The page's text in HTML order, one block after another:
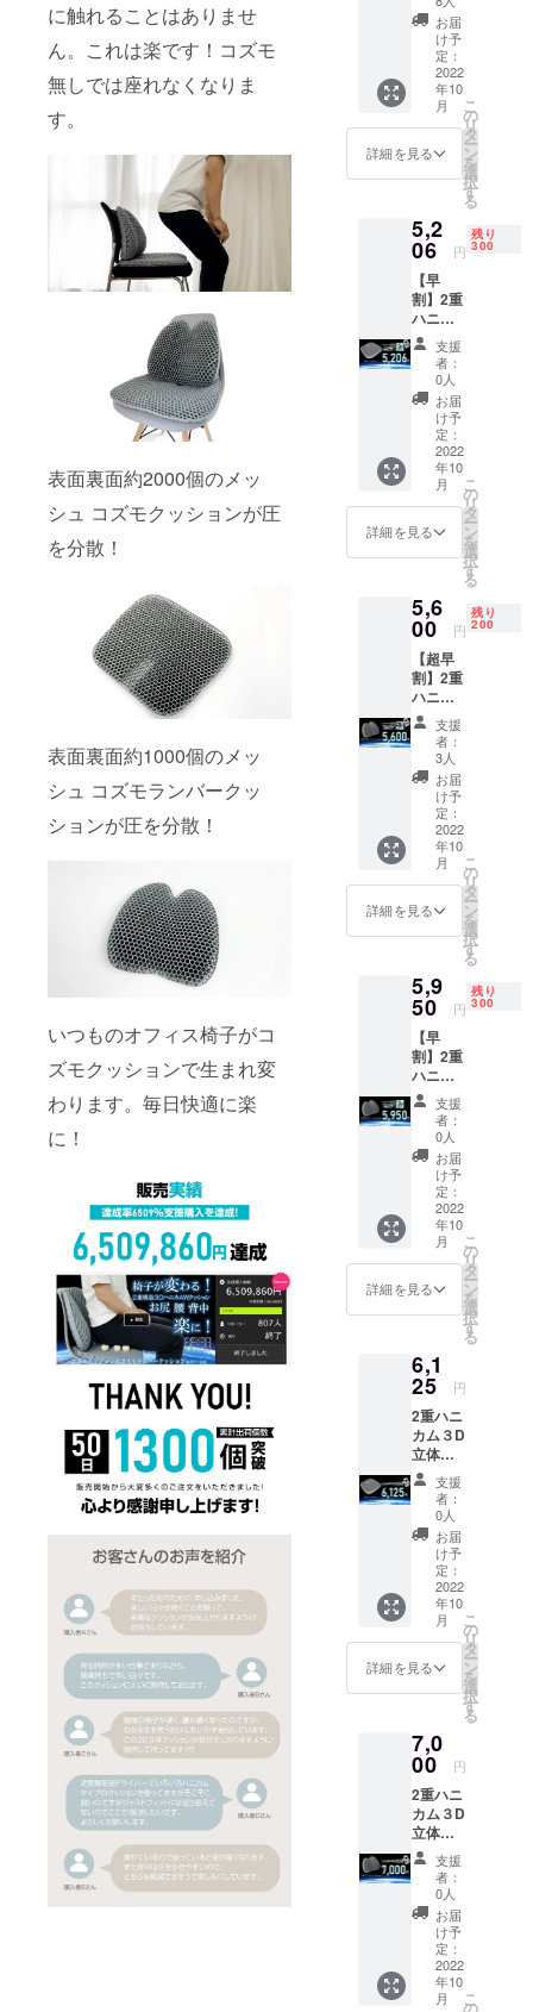
に触れることはありませ
ん。これは楽です！コズモ
無しでは座れなくなりま
す。
表面裏面約2000個のメッ
シュ コズモクッションが圧
を分散！
表面裏面約1000個のメッ
シュ コズモランバークッ
ションが圧を分散！
いつものオフィス椅子がコ
ズモクッションで生まれ変
わります。毎日快適に楽
に！
クッ
ション
ｘ１個
20％OF
F 完成
したコ
ズモ
クッ
ション
（接触
地カ
バー１
枚付
き）ｘ
１個
【CAM
PFIRE
価格
￥6125
の
20％OF
F￥122
5お得】
【税込
み/送料
込み】
※皆様の
効率が
向上し
た場
合、正
規販売
価格が
販売予
定価格
より下
がる可
能性も
ござい
ます。
※デザイ
ン・仕
様は変
更にな
す。ご
了承く
ださ
い。 ※
ご注文
状況、
使用部
材の供
給状
況、製
造工程
上の都
合等に
より出
荷時期
る場合
があり
お届
け予
定：
2022
年10
月
詳細を見る
こ
の
リ
タ
ー
ン
を
選
択
す
る
5,2
06 円
残り
300
【早
割】2重
ハニカ
ム３D立
体構造
コズモ
クッ
ション
ｘ１個
15％OF
F 完成
したコ
ズモ
クッ
ション
（接触
地カ
バー１
枚付
き）ｘ
１個
【CAM
PFIRE
価格
￥6125
の
15％OF
F￥919
お得】
【税込
み/送料
込み】
※皆様の
効率が
向上し
た場
合、正
規販売
価格が
販売予
定価格
より下
がる可
能性も
ござい
ます。
※デザイ
ン・仕
様は変
更にな
す。ご
了承く
ださ
い。 ※
ご注文
状況、
使用部
材の供
給状
況、製
造工程
上の都
合等に
より出
荷時期
る場合
があり
支援
者：
0人
お届
け予
定：
2022
年10
月
詳細を見る
こ
の
リ
タ
ー
ン
を
選
択
す
る
5,6
00 円
残り
200
【超早
割】2重
ハニカ
ム３D立
体構造
コズモ
ラン
バー
クッ
ション
ｘ１個
20％OF
F 完成
したコ
ズモラ
ンバー
ション
（接触
冷感生
地カ
バー１
枚付
き）ｘ
１個
【CAM
PFIRE
価格
￥7000
20％OF
F￥140
0お得】
【税込
支援購
入によ
り量産
効率が
向上し
た場
合、正
規販売
価格が
販売予
定価格
より下
がる可
能性も
ござい
ます。
※デザイ
る可能
性もご
ざいま
す。ご
了承く
ださ
い。 ※
ご注文
状況、
使用部
材の供
給状
況、製
造工程
支援
者：
3人
お届
け予
定：
2022
年10
月
詳細を見る
こ
の
リ
タ
ー
ン
を
選
択
す
る
5,9
50 円
残り
300
【早
割】2重
ハニカ
ム３D立
体構造
コズモ
ラン
バー
クッ
ション
ｘ１個
15％OF
F 完成
したコ
ズモラ
ンバー
ション
（接触
冷感生
地カ
バー１
枚付
き）ｘ
１個
【CAM
PFIRE
価格
￥7000
15％OF
F￥105
0お得】
【税込
支援購
入によ
り量産
効率が
向上し
た場
合、正
規販売
価格が
販売予
定価格
より下
がる可
能性も
支援
者：
0人
お届
け予
定：
2022
年10
月
詳細を見る
こ
の
リ
タ
ー
ン
を
選
択
す
る
6,1
25 円
2重ハニ
カム３D
立体構
造コズ
モクッ
ション
ｘ１ 完
成した
コズモ
クッ
ション
（接触
冷感生
地カ
バー１
枚付
１個
【CAM
PFIRE
価格
￥6125
】【税
込み/送
料込
み】 ※
皆様の
支援購
入によ
り量産
効率が
向上し
支援
者：
0人
お届
け予
定：
2022
年10
月
詳細を見る
こ
の
リ
タ
ー
ン
を
選
択
す
る
7,0
00 円
2重ハニ
カム３D
立体構
造コズ
モラン
バー
クッ
ション
ｘ１ 完
成した
コズモ
ラン
支援
者：
0人
お届
け予
定：
2022
年10
月
こ
の